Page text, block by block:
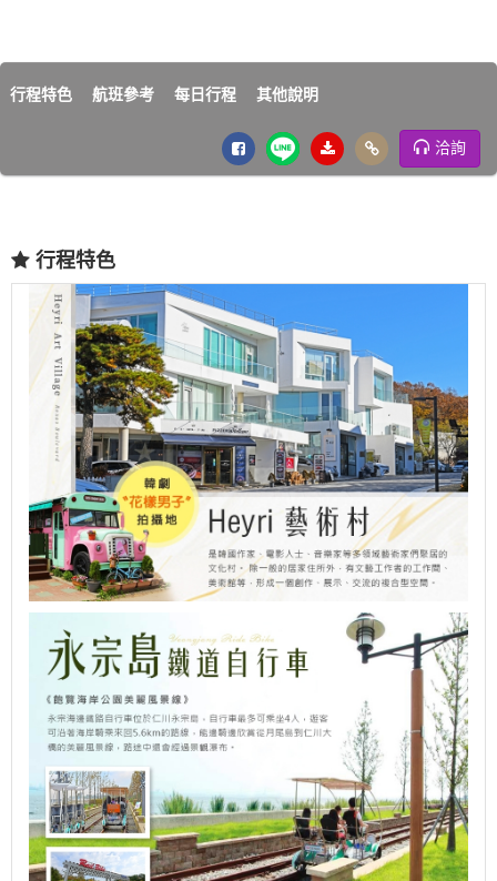
行程特色 航班參考 每日行程 其他說明
洽詢
行程特色